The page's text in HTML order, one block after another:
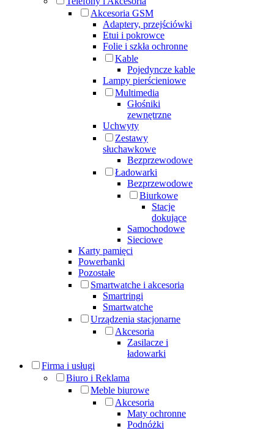
Akcesoria GSM
Adaptery, przejściówki
Etui i pokrowce
Folie i szkła ochronne
Kable
Pojedyncze kable
Lampy pierścieniowe
Multimedia
Głośniki
zewnętrzne
Uchwyty
Zestawy
słuchawkowe
Bezprzewodowe
Ładowarki
Bezprzewodowe
Biurkowe
Stacje
dokujące
Samochodowe
Sieciowe
Karty pamięci
Powerbanki
Pozostałe
Smartwatche i akcesoria
Smartringi
Smartwatche
Urządzenia stacjonarne
Akcesoria
Zasilacze i
ładowarki
Firma i usługi
Biuro i Reklama
Meble biurowe
Akcesoria
Maty ochronne
Podnóżki